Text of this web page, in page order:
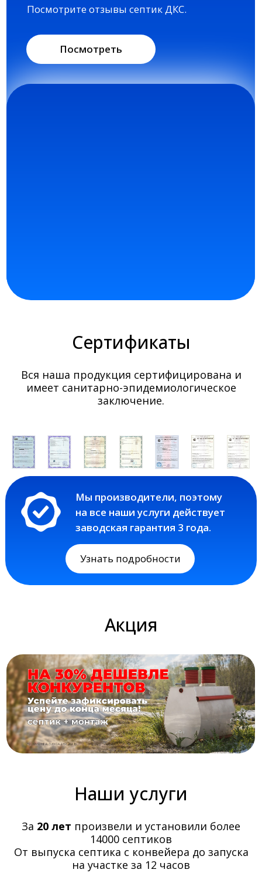
Сертификаты
Вся наша продукция сертифицирована и
имеет санитарно-эпидемиологическое
заключение.
Акция
Наши услуги
За 20 лет произвели и установили более
14000 септиков
От выпуска септика с конвейера до запуска
на участке за 12 часов